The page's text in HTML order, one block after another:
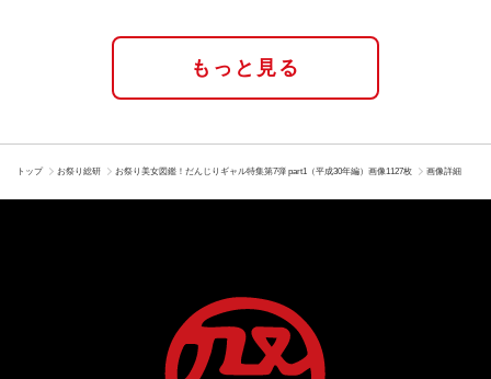
もっと見る
トップ お祭り総研 お祭り美女図鑑！だんじりギャル特集第7弾 part1（平成30年編）画像1127枚 画像詳細